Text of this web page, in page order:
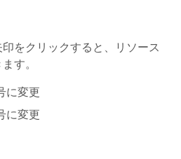
をクリックすると、リソース
す。
に変更
に変更